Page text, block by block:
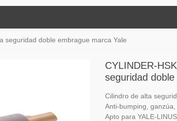
seguridad doble embrague marca Yale
CYLINDER-
seguridad
Cilindro de alta
Anti-bumping,
Apto para YALE-